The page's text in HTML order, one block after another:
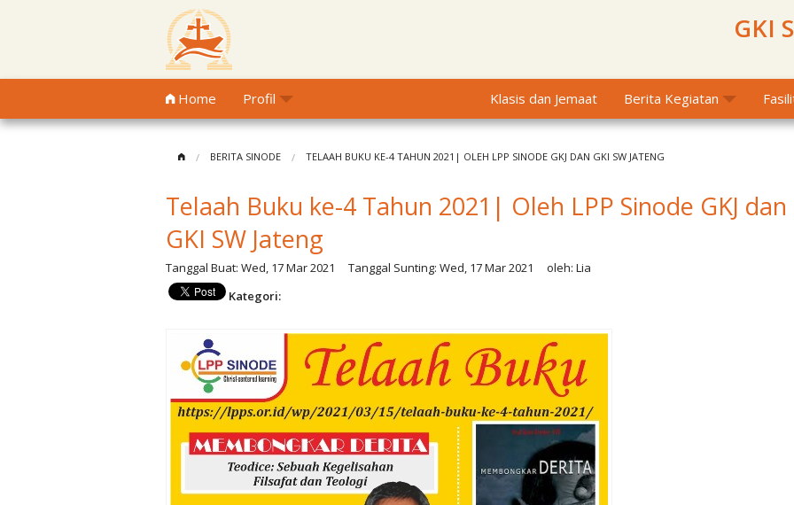
GKI
Home Profil Klasis dan Jemaat Berita Kegiatan
BERITA SINODE TELAAH BUKU KE-4 TAHUN 2021| OLEH LPP SINODE GKJ DAN GKI SW JATENG
Telaah Buku ke-4 Tahun 2021| Oleh LPP Sinode GKJ dan
GKI SW Jateng
Tanggal Buat: Wed, 17 Mar 2021 Tanggal Sunting: Wed, 17 Mar 2021 oleh: Lia
Kategori: